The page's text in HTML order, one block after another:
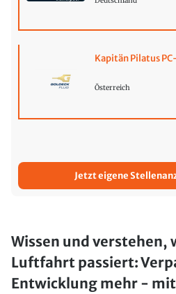
Kapitän Pilatus
Österreich
Jetzt eigene
Wissen und verstehen,
Luftfahrt passiert:
Entwicklung mehr -